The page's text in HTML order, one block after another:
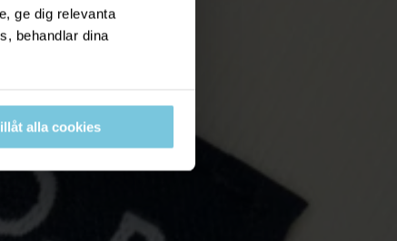
ge dig relevanta
behandlar dina
alla cookies